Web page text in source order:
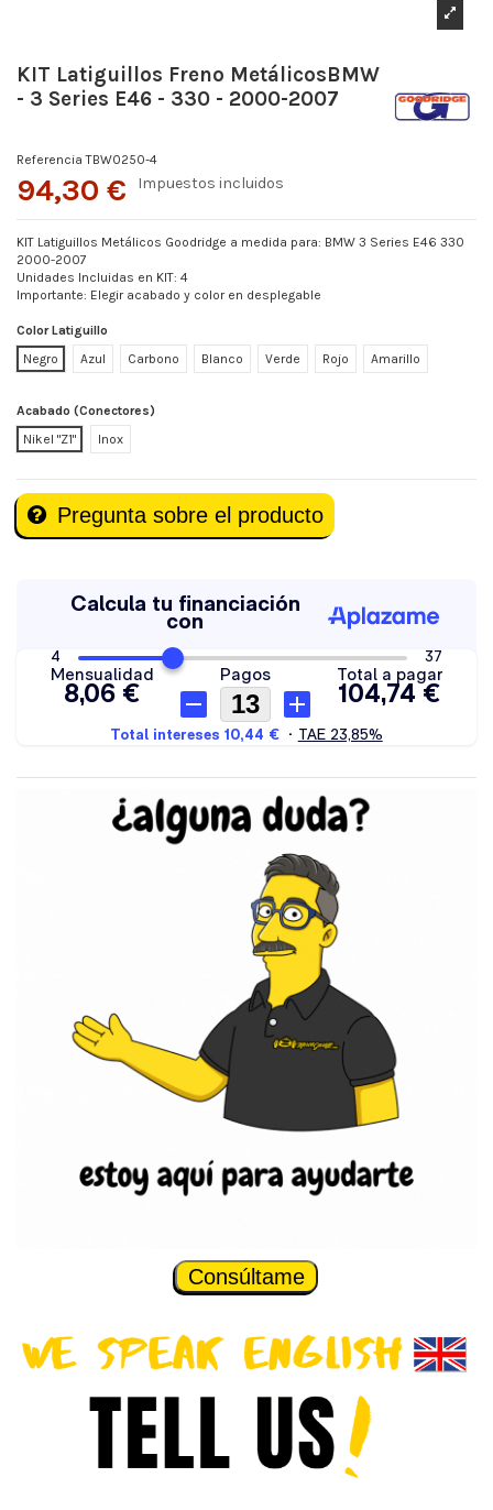
KIT Latiguillos Freno MetálicosBMW
- 3 Series E46 - 330 - 2000-2007
Referencia TBW0250-4
94,30 € Impuestos incluidos
KIT Latiguillos Metálicos Goodridge a medida para: BMW 3 Series E46 330
2000-2007
Unidades Incluidas en KIT: 4
Importante: Elegir acabado y color en desplegable
Color Latiguillo
Negro
Azul Carbono Blanco Verde Rojo Amarillo
Acabado (Conectores)
Nikel "Z1"
Inox
Pregunta sobre el producto
Consúltame